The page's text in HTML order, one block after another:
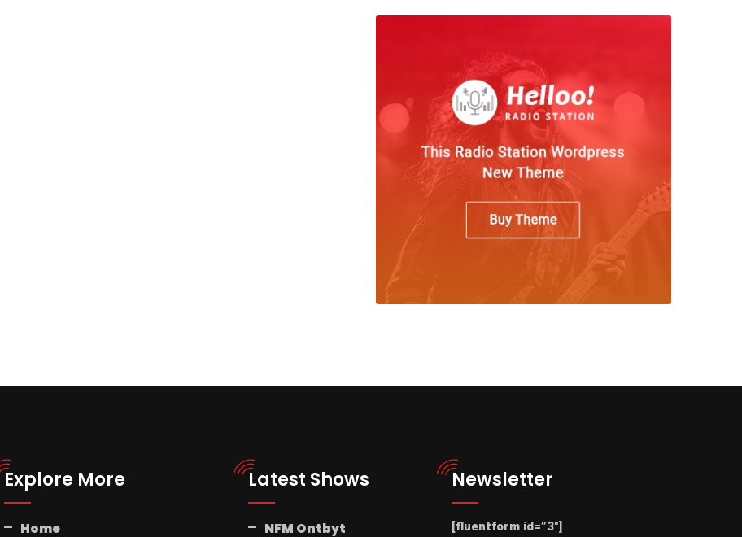
Explore More
Home
Latest Shows
NFM Ontbyt
Newsletter
[fluentform id=”3″]